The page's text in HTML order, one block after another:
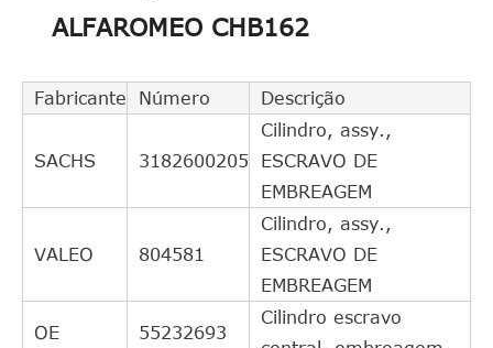
ALFAROMEO CHB162
Fabricante Número Descrição
SACHS 3182600205
Cilindro, assy.,
ESCRAVO DE
EMBREAGEM
VALEO 804581
Cilindro, assy.,
ESCRAVO DE
EMBREAGEM
OE 55232693
Cilindro escravo